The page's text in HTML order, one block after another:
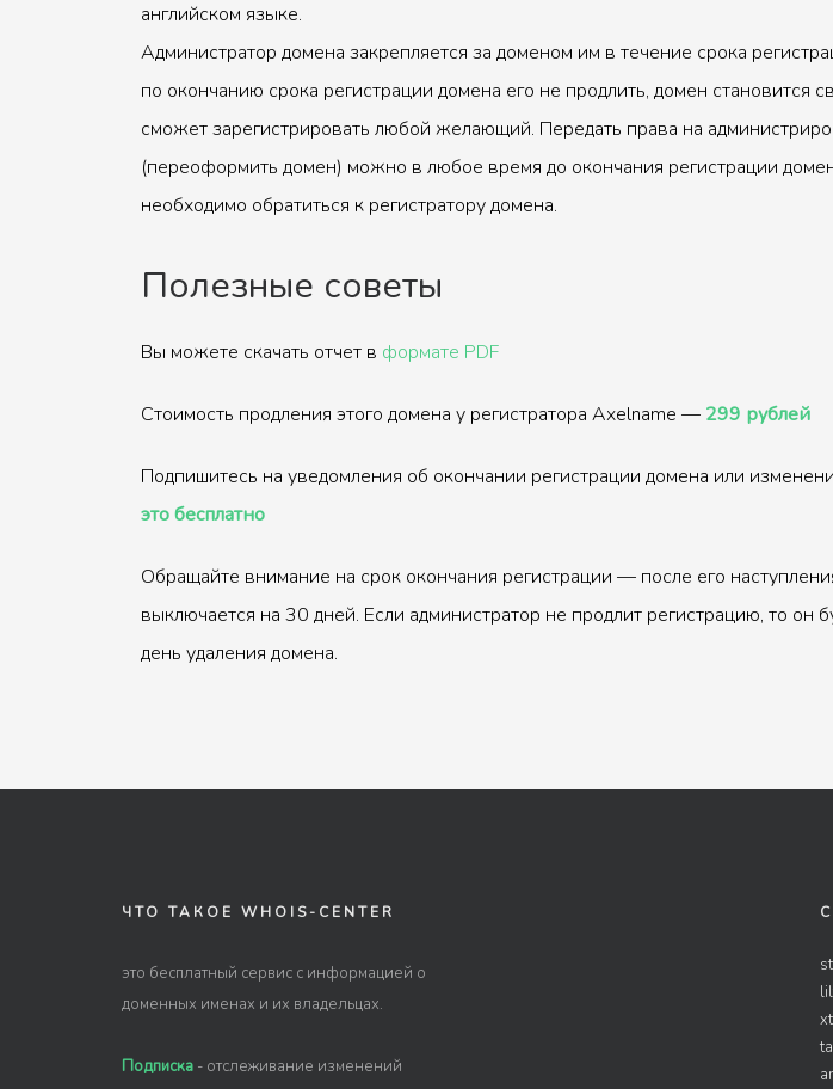
английском языке.
Администратор домена закрепляется за доменом им в течение срока
по окончанию срока регистрации домена его не продлить, домен становится
сможет зарегистрировать любой желающий. Передать права на
(переоформить домен) можно в любое время до окончания регистрации
необходимо обратиться к регистратору домена.
Полезные советы
Вы можете скачать отчет в формате PDF
Стоимость продления этого домена у регистратора Axelname — 299 рублей
Подпишитесь на уведомления об окончании регистрации домена или
это бесплатно
Обращайте внимание на срок окончания регистрации — после его
выключается на 30 дней. Если администратор не продлит регистрацию, то он
день удаления домена.
ЧТО ТАКОЕ WHOIS-CENTER
это бесплатный сервис с информацией о
доменных именах и их владельцах.
Подписка - отслеживание изменений